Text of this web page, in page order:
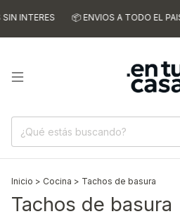
📦 ENVIOS A TODO EL PAIS
Inicio > Cocina > Tachos de basura
Tachos de basura